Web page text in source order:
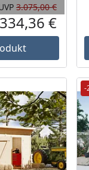
Rabatt
3.075,00 €
€
-